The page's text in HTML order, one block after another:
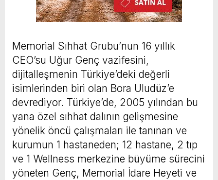
Memorial Sıhhat Grubu’nun 16 yıllık
CEO’su Uğur Genç vazifesini,
dijitalleşmenin Türkiye’deki değerli
isimlerinden biri olan Bora Uludüz’e
devrediyor. Türkiye’de, 2005 yılından bu
yana özel sıhhat dalının gelişmesine
yönelik öncü çalışmaları ile tanınan ve
kurumun 1 hastaneden; 12 hastane, 2 tıp
ve 1 Wellness merkezine büyüme sürecini
yöneten Genç, Memorial İdare Heyeti ve